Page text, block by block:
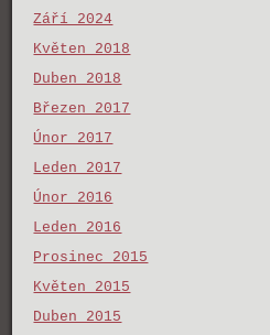
Září 2024
Květen 2018
Duben 2018
Březen 2017
Únor 2017
Leden 2017
Únor 2016
Leden 2016
Prosinec 2015
Květen 2015
Duben 2015